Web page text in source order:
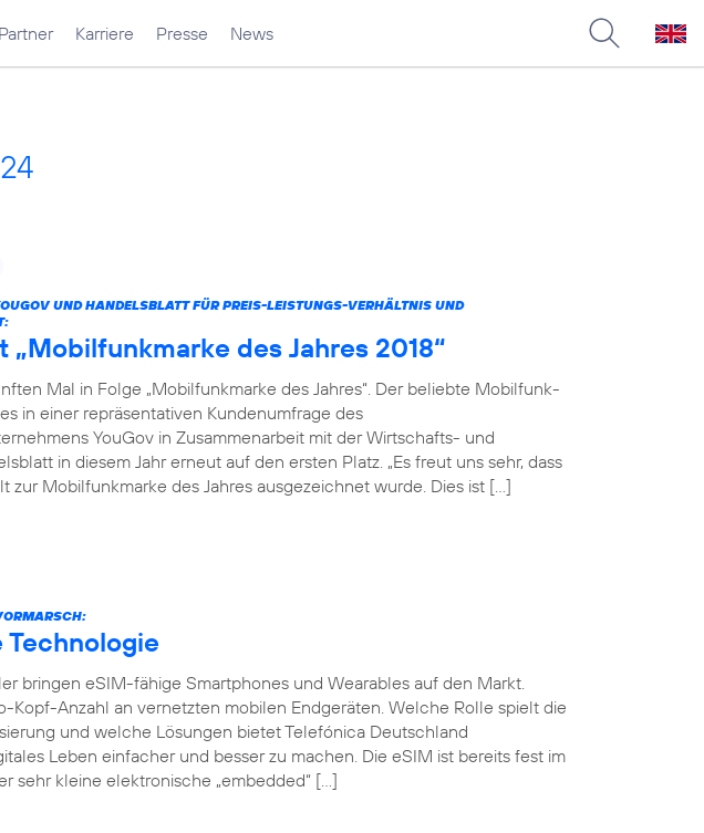
Partner Karriere Presse News
UND HANDELSBLATT FÜR PREIS-LEISTUNGS-VERHÄLTNIS UND
„Mobilfunkmarke des Jahres 2018“
Mal in Folge „Mobilfunkmarke des Jahres“. Der beliebte Mobilfunk-
in einer repräsentativen Kundenumfrage des
YouGov in Zusammenarbeit mit der Wirtschafts- und
in diesem Jahr erneut auf den ersten Platz. „Es freut uns sehr, dass
zur Mobilfunkmarke des Jahres ausgezeichnet wurde. Dies ist […]
Technologie
bringen eSIM-fähige Smartphones und Wearables auf den Markt.
Kopf-Anzahl an vernetzten mobilen Endgeräten. Welche Rolle spielt die
und welche Lösungen bietet Telefónica Deutschland
Leben einfacher und besser zu machen. Die eSIM ist bereits fest im
sehr kleine elektronische „embedded“ […]